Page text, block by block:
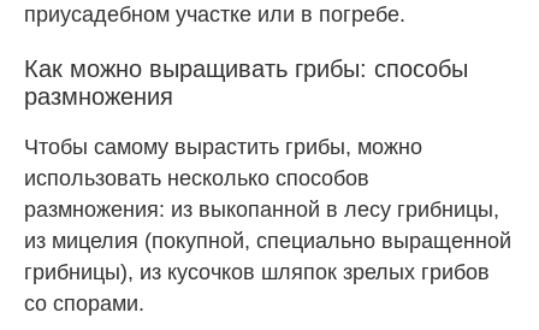
приусадебном участке или в погребе.
Как можно выращивать грибы: способы
размножения
Чтобы самому вырастить грибы, можно
использовать несколько способов
размножения: из выкопанной в лесу грибницы,
из мицелия (покупной, специально выращенной
грибницы), из кусочков шляпок зрелых грибов
со спорами.